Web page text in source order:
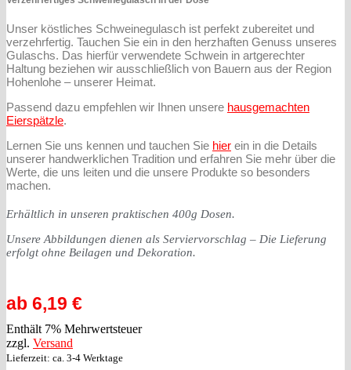
Unser köstliches Schweinegulasch ist perfekt zubereitet und
verzehrfertig. Tauchen Sie ein in den herzhaften Genuss unseres
Gulaschs. Das hierfür verwendete Schwein in artgerechter
Haltung beziehen wir ausschließlich von Bauern aus der Region
Hohenlohe – unserer Heimat.
Passend dazu empfehlen wir Ihnen unsere hausgemachten
Eierspätzle.
Lernen Sie uns kennen und tauchen Sie hier ein in die Details
unserer handwerklichen Tradition und erfahren Sie mehr über die
Werte, die uns leiten und die unsere Produkte so besonders
machen.
Erhältlich in unseren praktischen 400g Dosen.
Unsere Abbildungen dienen als Serviervorschlag – Die Lieferung
erfolgt ohne Beilagen und Dekoration.
ab 6,19 €
Enthält 7% Mehrwertsteuer
zzgl. Versand
Lieferzeit: ca. 3-4 Werktage